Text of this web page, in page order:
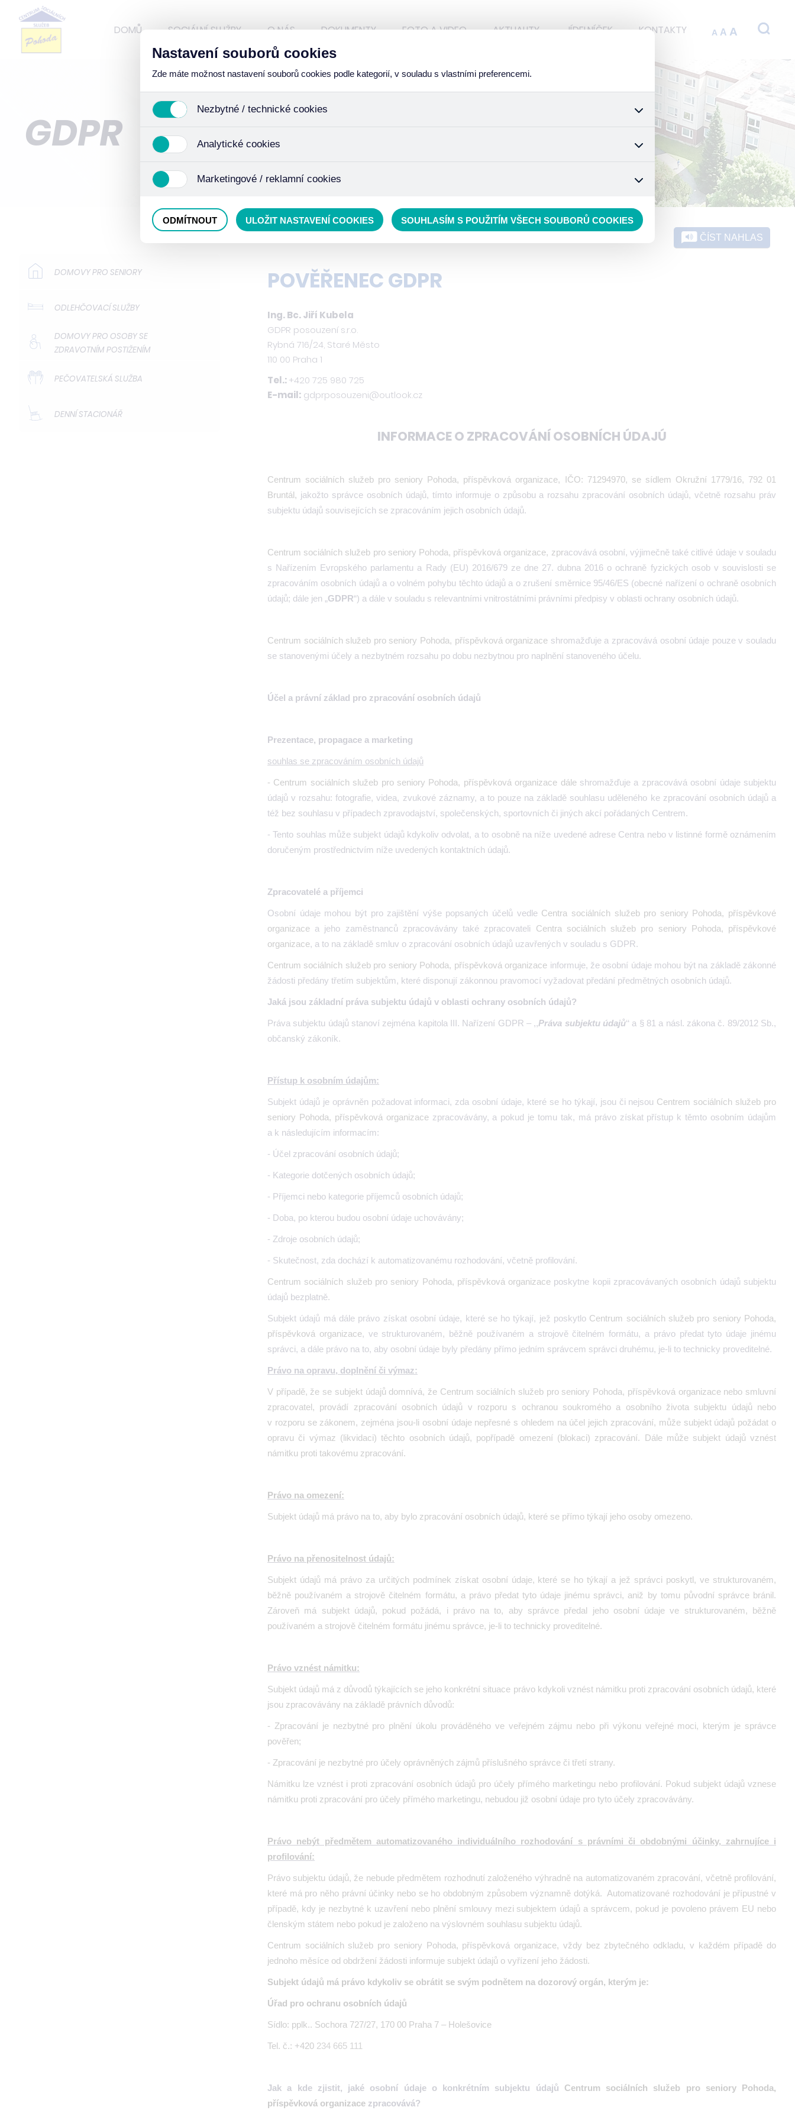
DOMŮ SOCIÁLNÍ SLUŽBY O NÁS DOKUMENTY FOTO A VIDEO AKTUALITY JÍDELNÍČEK KONTAKTY A A A
GDPR
DOMOVY PRO SENIORY
ODLEHČOVACÍ SLUŽBY
DOMOVY PRO OSOBY SE
ZDRAVOTNÍM POSTIŽENÍM
PEČOVATELSKÁ SLUŽBA
DENNÍ STACIONÁŘ
ČÍST NAHLAS
POVĚŘENEC GDPR
Ing. Bc. Jiří Kubela
GDPR posouzení s.r.o.
Rybná 716/24, Staré Město
110 00 Praha 1
Tel.:+420 725 980 725
E-mail: gdprposouzeni@outlook.cz
INFORMACE O ZPRACOVÁNÍ OSOBNÍCH ÚDAJÚ
Centrum sociálních služeb pro seniory Pohoda, příspěvková organizace, IČO: 71294970, se sídlem Okružní 1779/16, 792 01
Bruntál, jakožto správce osobních údajů, tímto informuje o způsobu a rozsahu zpracování osobních údajů, včetně rozsahu práv
subjektu údajů souvisejících se zpracováním jejich osobních údajů.
Centrum sociálních služeb pro seniory Pohoda, příspěvková organizace, zpracovává osobní, výjimečně také citlivé údaje v souladu
s Nařízením Evropského parlamentu a Rady (EU) 2016/679 ze dne 27. dubna 2016 o ochraně fyzických osob v souvislosti se
zpracováním osobních údajů a o volném pohybu těchto údajů a o zrušení směrnice 95/46/ES (obecné nařízení o ochraně osobních
údajů; dále jen „GDPR“) a dále v souladu s relevantními vnitrostátními právními předpisy v oblasti ochrany osobních údajů.
Centrum sociálních služeb pro seniory Pohoda, příspěvková organizace shromažďuje a zpracovává osobní údaje pouze v souladu
se stanovenými účely a nezbytném rozsahu po dobu nezbytnou pro naplnění stanoveného účelu.
Účel a právní základ pro zpracování osobních údajů
Prezentace, propagace a marketing
souhlas se zpracováním osobních údajů
- Centrum sociálních služeb pro seniory Pohoda, příspěvková organizace dále shromažďuje a zpracovává osobní údaje subjektu
údajů v rozsahu: fotografie, videa, zvukové záznamy, a to pouze na základě souhlasu uděleného ke zpracování osobních údajů a
též bez souhlasu v případech zpravodajství, společenských, sportovních či jiných akcí pořádaných Centrem.
- Tento souhlas může subjekt údajů kdykoliv odvolat, a to osobně na níže uvedené adrese Centra nebo v listinné formě oznámením
doručeným prostřednictvím níže uvedených kontaktních údajů.
Zpracovatelé a příjemci
Osobní údaje mohou být pro zajištění výše popsaných účelů vedle Centra sociálních služeb pro seniory Pohoda, příspěvkové
organizace a jeho zaměstnanců zpracovávány také zpracovateli Centra sociálních služeb pro seniory Pohoda, příspěvkové
organizace, a to na základě smluv o zpracování osobních údajů uzavřených v souladu s GDPR.
Centrum sociálních služeb pro seniory Pohoda, příspěvková organizace informuje, že osobní údaje mohou být na základě zákonné
žádosti předány třetím subjektům, které disponují zákonnou pravomocí vyžadovat předání předmětných osobních údajů.
Jaká jsou základní práva subjektu údajů v oblasti ochrany osobních údajů?
Práva subjektu údajů stanoví zejména kapitola III. Nařízení GDPR – ,,Práva subjektu údajů‘‘ a § 81 a násl. zákona č. 89/2012 Sb.,
občanský zákoník.
Přístup k osobním údajům:
Subjekt údajů je oprávněn požadovat informaci, zda osobní údaje, které se ho týkají, jsou či nejsou Centrem sociálních služeb pro
seniory Pohoda, příspěvková organizacezpracovávány, a pokud je tomu tak, má právo získat přístup k těmto osobním údajům
a k následujícím informacím:
- Účel zpracování osobních údajů;
- Kategorie dotčených osobních údajů;
- Příjemci nebo kategorie příjemců osobních údajů;
- Doba, po kterou budou osobní údaje uchovávány;
- Zdroje osobních údajů;
- Skutečnost, zda dochází k automatizovanému rozhodování, včetně profilování.
Centrum sociálních služeb pro seniory Pohoda, příspěvková organizace poskytne kopii zpracovávaných osobních údajů subjektu
údajů bezplatně.
Subjekt údajů má dále právo získat osobní údaje, které se ho týkají, jež poskytlo Centrum sociálních služeb pro seniory Pohoda,
příspěvková organizace, ve strukturovaném, běžně používaném a strojově čitelném formátu, a právo předat tyto údaje jinému
správci, a dále právo na to, aby osobní údaje byly předány přímo jedním správcem správci druhému, je-li to technicky proveditelné.
Právo na opravu, doplnění či výmaz:
V případě, že se subjekt údajů domnívá, že Centrum sociálních služeb pro seniory Pohoda, příspěvková organizace nebo smluvní
zpracovatel, provádí zpracování osobních údajů v rozporu s ochranou soukromého a osobního života subjektu údajů nebo
v rozporu se zákonem, zejména jsou-li osobní údaje nepřesné s ohledem na účel jejich zpracování, může subjekt údajů požádat o
opravu či výmaz (likvidaci) těchto osobních údajů, popřípadě omezení (blokaci) zpracování. Dále může subjekt údajů vznést
námitku proti takovému zpracování.
Právo na omezení:
Subjekt údajů má právo na to, aby bylo zpracování osobních údajů, které se přímo týkají jeho osoby omezeno.
Právo na přenositelnost údajů:
Subjekt údajů má právo za určitých podmínek získat osobní údaje, které se ho týkají a jež správci poskytl, ve strukturovaném,
běžně používaném a strojově čitelném formátu, a právo předat tyto údaje jinému správci, aniž by tomu původní správce bránil.
Zároveň má subjekt údajů, pokud požádá, i právo na to, aby správce předal jeho osobní údaje ve strukturovaném, běžně
používaném a strojově čitelném formátu jinému správce, je-li to technicky proveditelné.
Právo vznést námitku:
Subjekt údajů má z důvodů týkajících se jeho konkrétní situace právo kdykoli vznést námitku proti zpracování osobních údajů, které
jsou zpracovávány na základě právních důvodů:
- Zpracování je nezbytné pro plnění úkolu prováděného ve veřejném zájmu nebo při výkonu veřejné moci, kterým je správce
pověřen;
- Zpracování je nezbytné pro účely oprávněných zájmů příslušného správce či třetí strany.
Námitku lze vznést i proti zpracování osobních údajů pro účely přímého marketingu nebo profilování. Pokud subjekt údajů vznese
námitku proti zpracování pro účely přímého marketingu, nebudou již osobní údaje pro tyto účely zpracovávány.
Právo nebýt předmětem automatizovaného individuálního rozhodování s právními či obdobnými účinky, zahrnujíce i
profilování:
Právo subjektu údajů, že nebude předmětem rozhodnutí založeného výhradně na automatizovaném zpracování, včetně profilování,
které má pro něho právní účinky nebo se ho obdobným způsobem významně dotýká.
Automatizované rozhodování je přípustné v
případě, kdy je nezbytné k uzavření nebo plnění smlouvy mezi subjektem údajů a správcem, pokud je povoleno právem EU nebo
členským státem nebo pokud je založeno na výslovném souhlasu subjektu údajů.
Centrum sociálních služeb pro seniory Pohoda, příspěvková organizace, vždy bez zbytečného odkladu, v každém případě do
jednoho měsíce od obdržení žádosti informuje subjekt údajů o vyřízení jeho žádosti.
Subjekt údajů má právo kdykoliv se obrátit se svým podnětem na dozorový orgán, kterým je:
Úřad pro ochranu osobních údajů
Sídlo: pplk.. Sochora 727/27, 170 00 Praha 7 – Holešovice
Tel. č.: +420 234 665 111
Jak a kde zjistit, jaké osobní údaje o konkrétním subjektu údajů Centrum sociálních služeb pro seniory Pohoda,
příspěvková organizace zpracovává?
Nastavení souborů cookies
Zde máte možnost nastavení souborů cookies podle kategorií, v souladu s vlastními preferencemi.
Nezbytné / technické cookies
funkcí. Používají se mimo jiné k ukládání produktů v nákupním košíku, ovládání filtrů a také nastavení souhlasu s
Analytické cookies
anonymizaci se již nejedná o osobní údaje, protože anonymizované cookies nelze přiřadit konkrétnímu uživateli.
Marketingové / reklamní cookies
ODMÍTNOUT
ULOŽIT NASTAVENÍ COOKIES SOUHLASÍM S POUŽITÍM VŠECH SOUBORŮ COOKIES